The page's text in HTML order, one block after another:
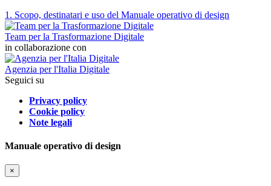
1. Scopo, destinatari e uso del Manuale operativo di design
Team per la Trasformazione Digitale
in collaborazione con
Agenzia per l'Italia Digitale
Seguici su
Privacy policy
Cookie policy
Note legali
Manuale operativo di design
×